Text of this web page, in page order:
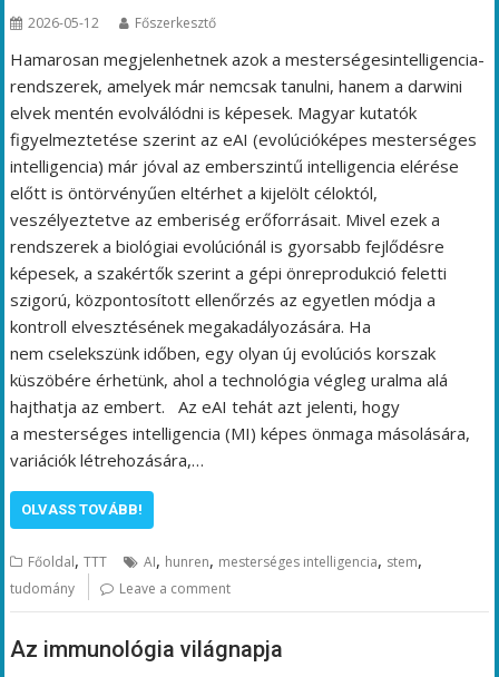
2026-05-12 Főszerkesztő
Hamarosan megjelenhetnek azok a mesterségesintelligencia-
rendszerek, amelyek már nemcsak tanulni, hanem a darwini
elvek mentén evolválódni is képesek. Magyar kutatók
figyelmeztetése szerint az eAI (evolúcióképes mesterséges
intelligencia) már jóval az emberszintű intelligencia elérése
előtt is öntörvényűen eltérhet a kijelölt céloktól,
veszélyeztetve az emberiség erőforrásait. Mivel ezek a
rendszerek a biológiai evolúciónál is gyorsabb fejlődésre
képesek, a szakértők szerint a gépi önreprodukció feletti
szigorú, központosított ellenőrzés az egyetlen módja a
kontroll elvesztésének megakadályozására. Ha
nem cselekszünk időben, egy olyan új evolúciós korszak
küszöbére érhetünk, ahol a technológia végleg uralma alá
hajthatja az embert. Az eAI tehát azt jelenti, hogy
a mesterséges intelligencia (MI) képes önmaga másolására,
variációk létrehozására,…
OLVASS TOVÁBB!
Főoldal,TTT AI, hunren, mesterséges intelligencia, stem,
tudomány Leave a comment
Az immunológia világnapja